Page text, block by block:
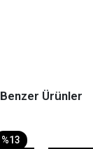
Benzer Ürünler
%13